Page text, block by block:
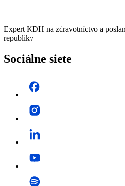
Expert KDH na zdravotníctvo a
republiky
Sociálne siete